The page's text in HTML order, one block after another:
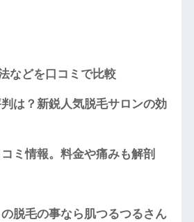
などを口コミで比較
は？新鋭人気脱毛サロンの効
ミ情報。料金や痛みも解剖
脱毛の事なら肌つるつるさん